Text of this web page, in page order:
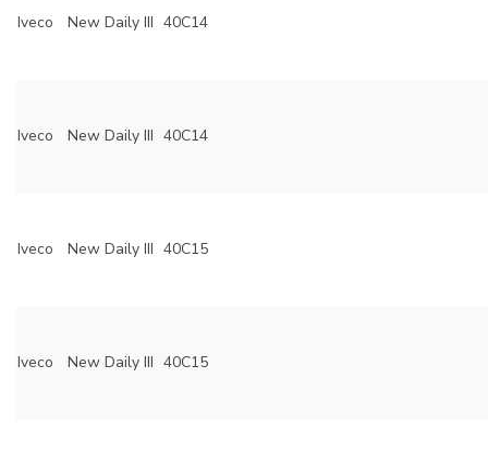
Iveco New Daily III 40C14
Iveco New Daily III 40C14
Iveco New Daily III 40C15
Iveco New Daily III 40C15